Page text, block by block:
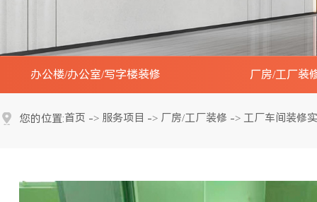
办公楼/办公室/写字楼装修
办公楼大堂装修实景效果图
开放办公区装修实景效果图
厂房/工厂装
工厂办公楼装修实
工厂展厅装修实景
您的位置:首页 -> 服务项目 -> 厂房/工厂装修 -> 工厂车间装修